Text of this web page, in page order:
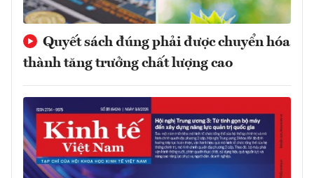
Quyết sách đúng phải được chuyển hóa
thành tăng trưởng chất lượng cao